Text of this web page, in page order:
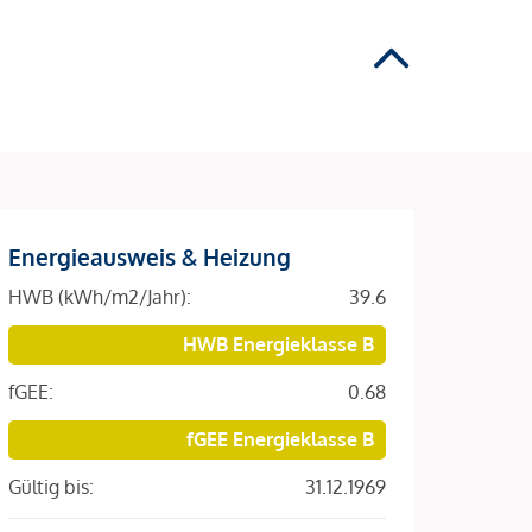
Energieausweis & Heizung
HWB (kWh/m2/Jahr):
39.6
HWB Energieklasse B
fGEE:
0.68
fGEE Energieklasse B
Gültig bis:
31.12.1969